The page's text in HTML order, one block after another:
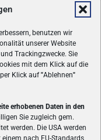
benutzen wir
unserer Website
Trackingzwecke. Sie
mit dem Klick auf die
Klick auf"Ablehnen"
erhobenen Daten in den
Sie zugleich gem.
werden. Die USA werden
nach EU-Standards